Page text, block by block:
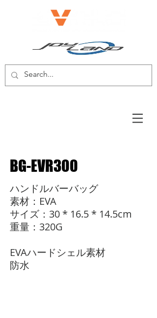
BG-EVR300
ハンドルバーバッグ
素材：EVA
サイズ：30 * 16.5 * 14.5cm
重量：320G
EVAハードシェル素材
防水